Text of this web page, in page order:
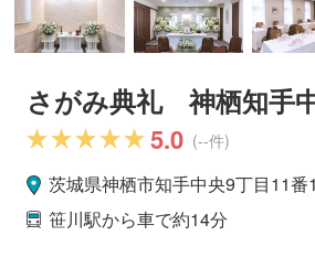
さがみ典礼 神栖知手
5.0 (--件)
茨城県神栖市知手中央9丁目11番
笹川駅から車で約14分